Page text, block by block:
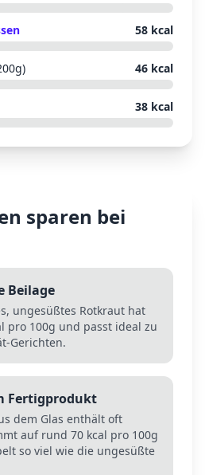
58 kcal
46 kcal
38 kcal
sparen bei
Beilage
ungesüßtes Rotkraut hat
pro 100g und passt ideal zu
Gerichten.
Fertigprodukt
dem Glas enthält oft
auf rund 70 kcal pro 100g
so viel wie die ungesüßte